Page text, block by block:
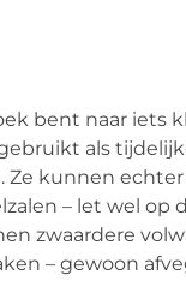
bent naar iets
als
kunnen
– let wel
zwaardere
– gewoon